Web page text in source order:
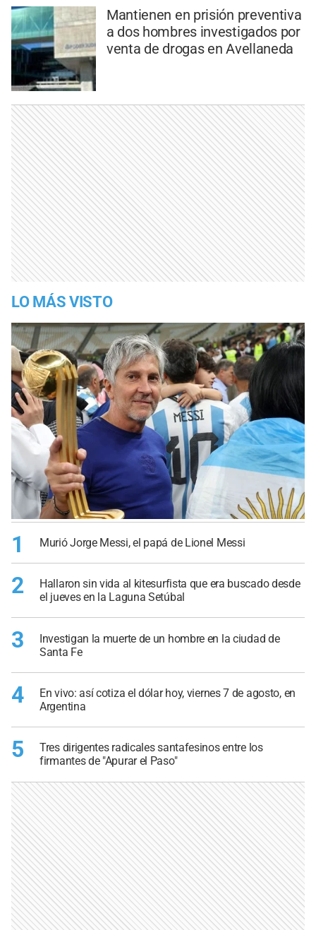
Mantienen en prisión preventiva
a dos hombres investigados por
venta de drogas en Avellaneda
LO MÁS VISTO
1 Murió Jorge Messi, el papá de Lionel Messi
2
Hallaron sin vida al kitesurfista que era buscado desde
el jueves en la Laguna Setúbal
3
Investigan la muerte de un hombre en la ciudad de
Santa Fe
4
En vivo: así cotiza el dólar hoy, viernes 7 de agosto, en
Argentina
5
Tres dirigentes radicales santafesinos entre los
firmantes de "Apurar el Paso"